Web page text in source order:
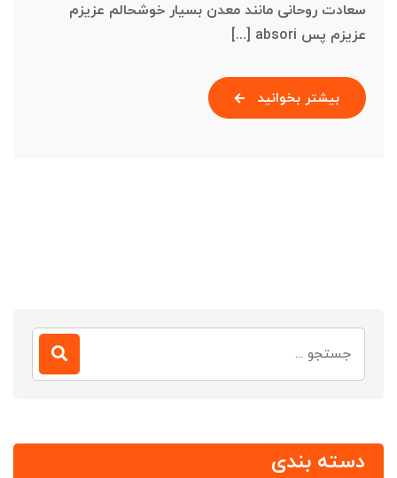
سعادت روحانی مانند معدن بسیار خوشحالم عزیزم
عزیزم پس absori [...]
بیشتر بخوانید
برای:
دسته بندی